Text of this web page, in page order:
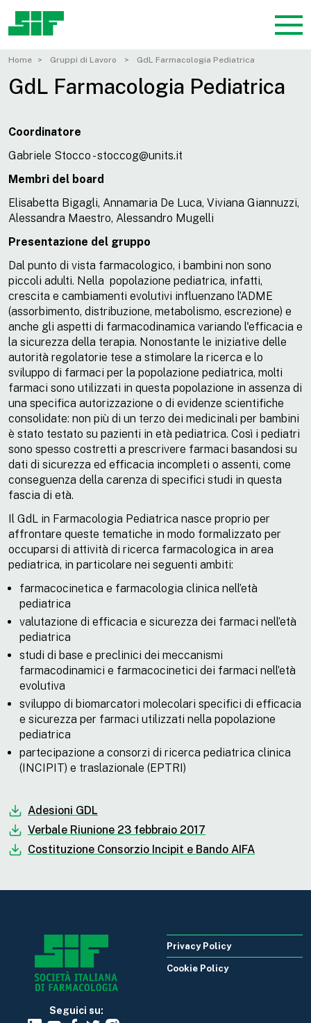
Home Gruppi di Lavoro GdL Farmacologia Pediatrica
GdL Farmacologia Pediatrica
Coordinatore
Gabriele Stocco - stoccog@units.it
Membri del board
Elisabetta Bigagli, Annamaria De Luca, Viviana Giannuzzi,
Alessandra Maestro, Alessandro Mugelli
Presentazione del gruppo
Dal punto di vista farmacologico, i bambini non sono
piccoli adulti. Nella popolazione pediatrica, infatti,
crescita e cambiamenti evolutivi influenzano l’ADME
(assorbimento, distribuzione, metabolismo, escrezione) e
anche gli aspetti di farmacodinamica variando l'efficacia e
la sicurezza della terapia. Nonostante le iniziative delle
autorità regolatorie tese a stimolare la ricerca e lo
sviluppo di farmaci per la popolazione pediatrica, molti
farmaci sono utilizzati in questa popolazione in assenza di
una specifica autorizzazione o di evidenze scientifiche
consolidate: non più di un terzo dei medicinali per bambini
è stato testato su pazienti in età pediatrica. Così i pediatri
sono spesso costretti a prescrivere farmaci basandosi su
dati di sicurezza ed efficacia incompleti o assenti, come
conseguenza della carenza di specifici studi in questa
fascia di età.
Il GdL in Farmacologia Pediatrica nasce proprio per
affrontare queste tematiche in modo formalizzato per
occuparsi di attività di ricerca farmacologica in area
pediatrica, in particolare nei seguenti ambiti:
farmacocinetica e farmacologia clinica nell’età
pediatrica
valutazione di efficacia e sicurezza dei farmaci nell’età
pediatrica
studi di base e preclinici dei meccanismi
farmacodinamici e farmacocinetici dei farmaci nell’età
evolutiva
sviluppo di biomarcatori molecolari specifici di efficacia
e sicurezza per farmaci utilizzati nella popolazione
pediatrica
partecipazione a consorzi di ricerca pediatrica clinica
(INCIPIT) e traslazionale (EPTRI)
Adesioni GDL
Verbale Riunione 23 febbraio 2017
Costituzione Consorzio Incipit e Bando AIFA
Seguici su:
Privacy Policy
Cookie Policy